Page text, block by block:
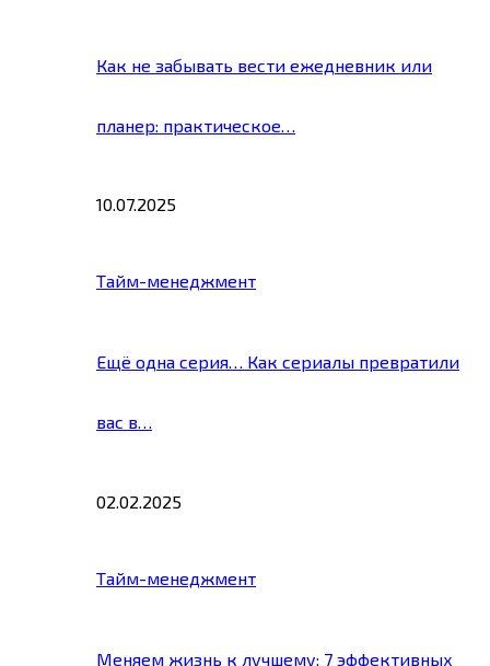
Как не забывать вести ежедневник или
планер: практическое…
10.07.2025
Тайм-менеджмент
Ещё одна серия… Как сериалы превратили
вас в…
02.02.2025
Тайм-менеджмент
Меняем жизнь к лучшему: 7 эффективных